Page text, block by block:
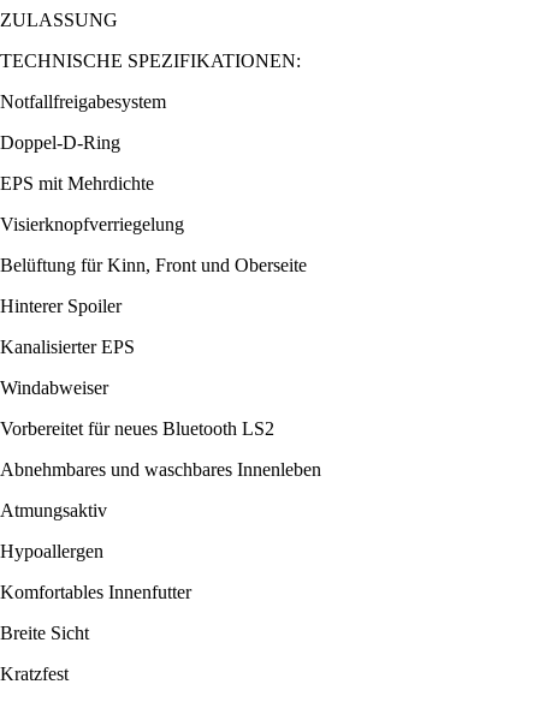
ZULASSUNG
TECHNISCHE SPEZIFIKATIONEN:
Notfallfreigabesystem
Doppel-D-Ring
EPS mit Mehrdichte
Visierknopfverriegelung
Belüftung für Kinn, Front und Oberseite
Hinterer Spoiler
Kanalisierter EPS
Windabweiser
Vorbereitet für neues Bluetooth LS2
Abnehmbares und waschbares Innenleben
Atmungsaktiv
Hypoallergen
Komfortables Innenfutter
Breite Sicht
Kratzfest